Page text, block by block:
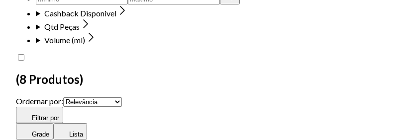
Cashback Disponivel
Qtd Peças
Volume (ml)
(8 Produtos)
Ordernar por:
Filtrar por
Grade Lista